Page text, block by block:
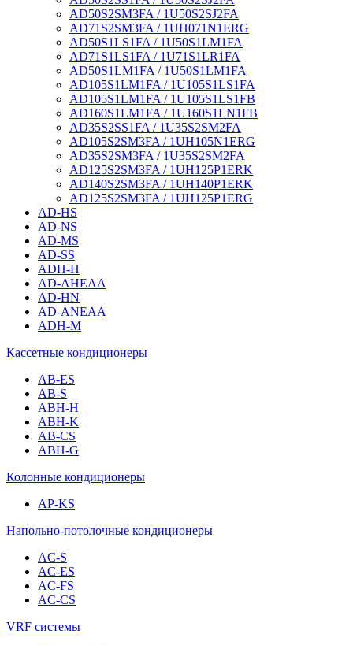
AD50S2SM3FA / 1U50S2SJ2FA
AD71S2SM3FA / 1UH071N1ERG
AD50S1LS1FA / 1U50S1LM1FA
AD71S1LS1FA / 1U71S1LR1FA
AD50S1LM1FA / 1U50S1LM1FA
AD105S1LM1FA / 1U105S1LS1FA
AD105S1LM1FA / 1U105S1LS1FB
AD160S1LM1FA / 1U160S1LN1FB
AD35S2SS1FA / 1U35S2SM2FA
AD105S2SM3FA / 1UH105N1ERG
AD35S2SM3FA / 1U35S2SM2FA
AD125S2SM3FA / 1UH125P1ERK
AD140S2SM3FA / 1UH140P1ERK
AD125S2SM3FA / 1UH125P1ERG
AD-HS
AD-NS
AD-MS
AD-SS
ADH-H
AD-AHEAA
AD-HN
AD-ANEAA
ADH-M
Кассетные кондиционеры
AB-ES
AB-S
ABH-H
ABH-K
AB-CS
ABH-G
Колонные кондиционеры
AP-KS
Напольно-потолочные кондиционеры
AC-S
AC-ES
AC-FS
AC-CS
VRF системы